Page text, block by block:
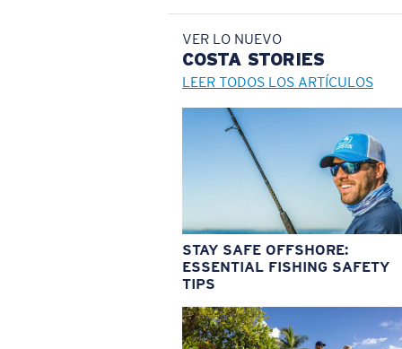
VER LO NUEVO
COSTA STORIES
LEER TODOS LOS ARTÍCULOS
STAY SAFE OFFSHORE:
ESSENTIAL FISHING SAFETY
TIPS